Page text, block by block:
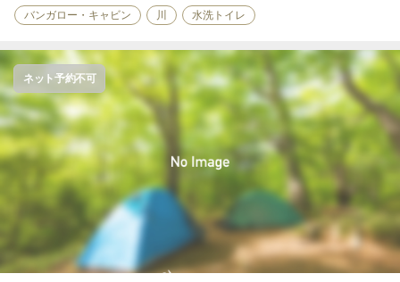
バンガロー・キャビン 川 水洗トイレ
ネット予約不可